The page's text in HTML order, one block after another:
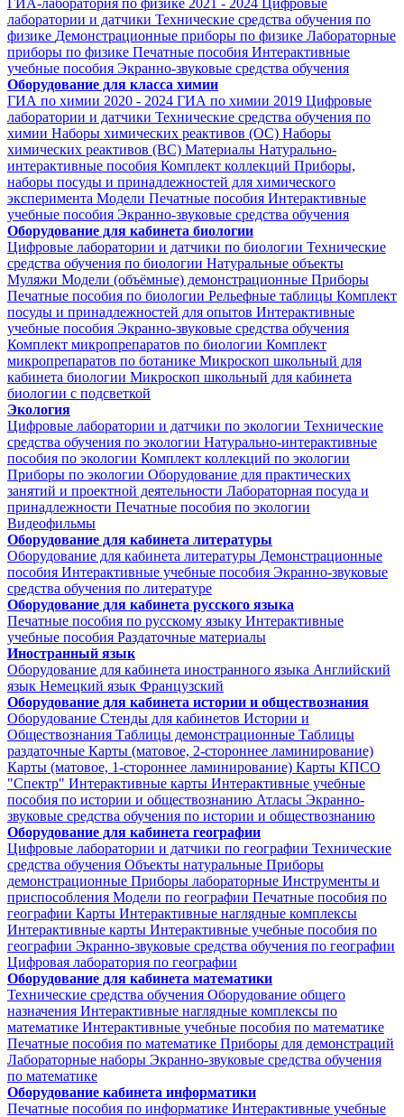
ГИА-лаборатория по физике 2021 - 2024 Цифровые
лаборатории и датчики Технические средства обучения по
физике Демонстрационные приборы по физике Лабораторные
приборы по физике Печатные пособия Интерактивные
учебные пособия Экранно-звуковые средства обучения
Оборудование для класса химии
ГИА по химии 2020 - 2024 ГИА по химии 2019 Цифровые
лаборатории и датчики Технические средства обучения по
химии Наборы химических реактивов (ОС) Наборы
химических реактивов (ВС) Материалы Натурально-
интерактивные пособия Комплект коллекций Приборы,
наборы посуды и принадлежностей для химического
эксперимента Модели Печатные пособия Интерактивные
учебные пособия Экранно-звуковые средства обучения
Оборудование для кабинета биологии
Цифровые лаборатории и датчики по биологии Технические
средства обучения по биологии Натуральные объекты
Муляжи Модели (объёмные) демонстрационные Приборы
Печатные пособия по биологии Рельефные таблицы Комплект
посуды и принадлежностей для опытов Интерактивные
учебные пособия Экранно-звуковые средства обучения
Комплект микропрепаратов по биологии Комплект
микропрепаратов по ботанике Микроскоп школьный для
кабинета биологии Микроскоп школьный для кабинета
биологии с подсветкой
Экология
Цифровые лаборатории и датчики по экологии Технические
средства обучения по экологии Натурально-интерактивные
пособия по экологии Комплект коллекций по экологии
Приборы по экологии Оборудование для практических
занятий и проектной деятельности Лабораторная посуда и
принадлежности Печатные пособия по экологии
Видеофильмы
Оборудование для кабинета литературы
Оборудование для кабинета литературы Демонстрационные
пособия Интерактивные учебные пособия Экранно-звуковые
средства обучения по литературе
Оборудование для кабинета русского языка
Печатные пособия по русскому языку Интерактивные
учебные пособия Раздаточные материалы
Иностранный язык
Оборудование для кабинета иностранного языка Английский
язык Немецкий язык Французский
Оборудование для кабинета истории и обществознания
Оборудование Стенды для кабинетов Истории и
Обществознания Таблицы демонстрационные Таблицы
раздаточные Карты (матовое, 2-стороннее ламинирование)
Карты (матовое, 1-стороннее ламинирование) Карты КПСО
"Спектр" Интерактивные карты Интерактивные учебные
пособия по истории и обществознанию Атласы Экранно-
звуковые средства обучения по истории и обществознанию
Оборудование для кабинета географии
Цифровые лаборатории и датчики по географии Технические
средства обучения Объекты натуральные Приборы
демонстрационные Приборы лабораторные Инструменты и
приспособления Модели по географии Печатные пособия по
географии Карты Интерактивные наглядные комплексы
Интерактивные карты Интерактивные учебные пособия по
географии Экранно-звуковые средства обучения по географии
Цифровая лаборатория по географии
Оборудование для кабинета математики
Технические средства обучения Оборудование общего
назначения Интерактивные наглядные комплексы по
математике Интерактивные учебные пособия по математике
Печатные пособия по математике Приборы для демонстраций
Лабораторные наборы Экранно-звуковые средства обучения
по математике
Оборудование кабинета информатики
Печатные пособия по информатике Интерактивные учебные